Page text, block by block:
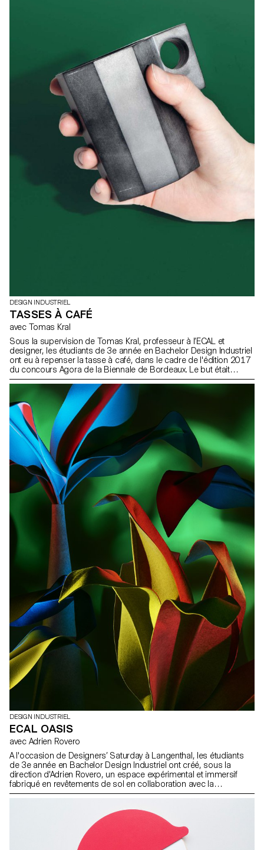
DESIGN INDUSTRIEL
TASSES À CAFÉ
avec Tomas Kral
Sous la supervision de Tomas Kral, professeur à l’ECAL et
designer, les étudiants de 3e année en Bachelor Design Industriel
ont eu à repenser la tasse à café, dans le cadre de l'édition 2017
du concours Agora de la Biennale de Bordeaux. Le but était
d’imaginer un scénario autour de la tasse et de mettre en valeur
cette boisson ou son mode de consommation.
DESIGN INDUSTRIEL
ECAL OASIS
avec Adrien Rovero
A l'occasion de Designers’ Saturday à Langenthal, les étudiants
de 3e année en Bachelor Design Industriel ont créé, sous la
direction d'Adrien Rovero, un espace expérimental et immersif
fabriqué en revêtements de sol en collaboration avec la
manufacture suisse de tapis Ruckstuhl. Etudiants: Marion Aeby
Douma Quentin Frichet Victor Guittet Jules Mas Andreas Piedfort